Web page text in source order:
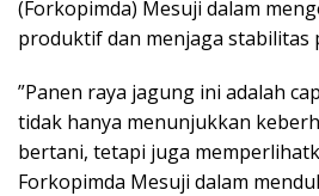
(Forkopimda) Mesuji dalam
produktif dan menjaga stabilitas
​”Panen raya jagung ini adalah
tidak hanya menunjukkan
bertani, tetapi juga
Forkopimda Mesuji dalam